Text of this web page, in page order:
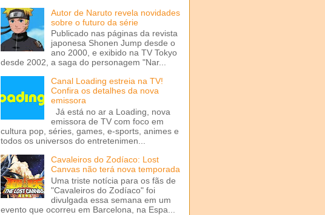
Autor de Naruto revela novidades
sobre o futuro da série
Publicado nas páginas da revista
japonesa Shonen Jump desde o
ano 2000, e exibido na TV Tokyo
desde 2002, a saga do personagem "Nar...
Canal Loading estreia na TV!
Confira os detalhes da nova
emissora
Já está no ar a Loading, nova
emissora de TV com foco em
cultura pop, séries, games, e-sports, animes e
todos os universos do entretenimen...
Cavaleiros do Zodíaco: Lost
Canvas não terá nova temporada
Uma triste notícia para os fãs de
"Cavaleiros do Zodíaco" foi
divulgada essa semana em um
evento que ocorreu em Barcelona, na Espa...